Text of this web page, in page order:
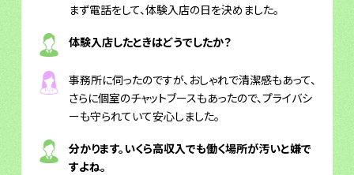
まず電話をして、体験入店の日を決めました。
体験入店したときはどうでしたか？
事務所に伺ったのですが、おしゃれで清潔感もあって、
さらに個室のチャットブースもあったので、プライバシ
ーも守られていて安心しました。
分かります。いくら高収入でも働く場所が汚いと嫌で
すよね。